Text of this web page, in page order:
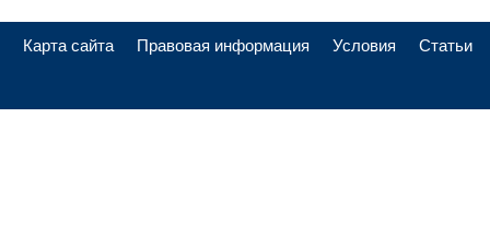
Карта сайта Правовая информация Условия Статьи